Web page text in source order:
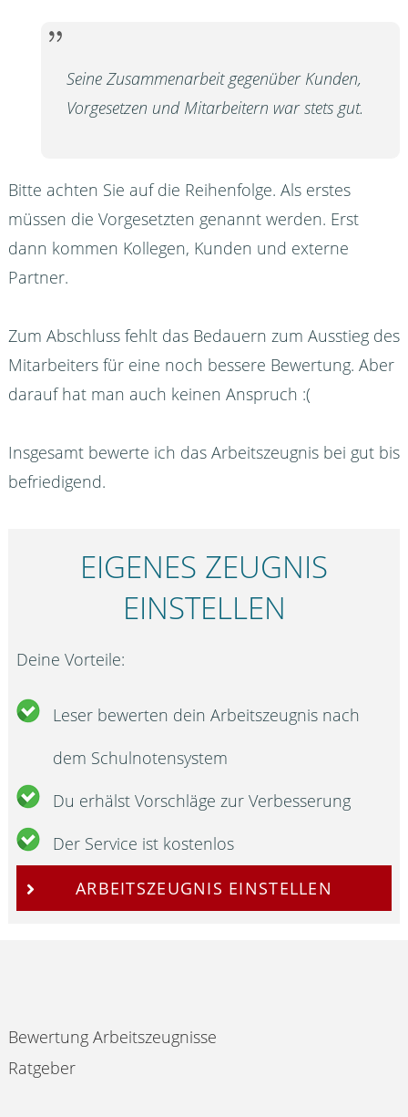
Seine Zusammenarbeit gegenüber Kunden,
Vorgesetzen und Mitarbeitern war stets gut.
Bitte achten Sie auf die Reihenfolge. Als erstes
müssen die Vorgesetzten genannt werden. Erst
dann kommen Kollegen, Kunden und externe
Partner.
Zum Abschluss fehlt das Bedauern zum Ausstieg des
Mitarbeiters für eine noch bessere Bewertung. Aber
darauf hat man auch keinen Anspruch :(
Insgesamt bewerte ich das Arbeitszeugnis bei gut bis
befriedigend.
EIGENES ZEUGNIS
EINSTELLEN
Deine Vorteile:
Leser bewerten dein Arbeitszeugnis nach
dem Schulnotensystem
Du erhälst Vorschläge zur Verbesserung
Der Service ist kostenlos
ARBEITSZEUGNIS EINSTELLEN
Bewertung Arbeitszeugnisse
Ratgeber